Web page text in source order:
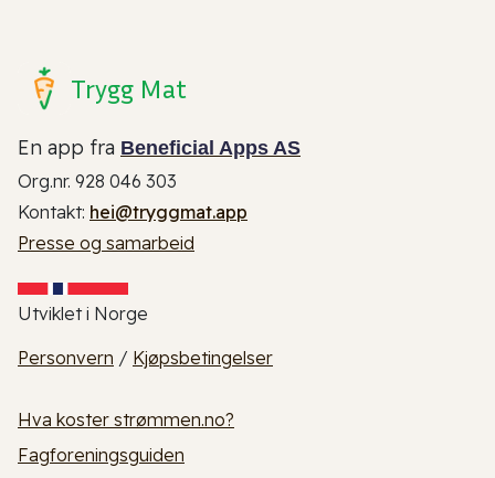
Trygg Mat
En app fra Beneficial Apps AS
Org.nr. 928 046 303
Kontakt: hei@tryggmat.app
Presse og samarbeid
Utviklet i Norge
Personvern / Kjøpsbetingelser
Hva koster strømmen.no?
Fagforeningsguiden